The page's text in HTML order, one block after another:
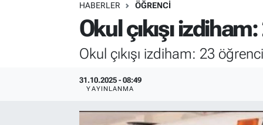
HABERLER ÖĞRENCİ
Okul çıkışı
Okul çıkışı izdiham: 23
31.10.2025 - 08:49
YAYINLANMA
HAYATIN İÇİNDEN
UZMAN ÖĞRETMENLİK
Süper Lig Puan Durumu ve Fikstür
Tüm Manşetler
Son Dakika Haberleri